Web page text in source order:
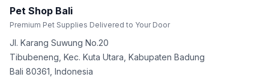
Pet Shop Bali
Premium Pet Supplies Delivered to Your Door
Jl. Karang Suwung No.20
Tibubeneng, Kec. Kuta Utara, Kabupaten Badung
Bali 80361 Indonesia